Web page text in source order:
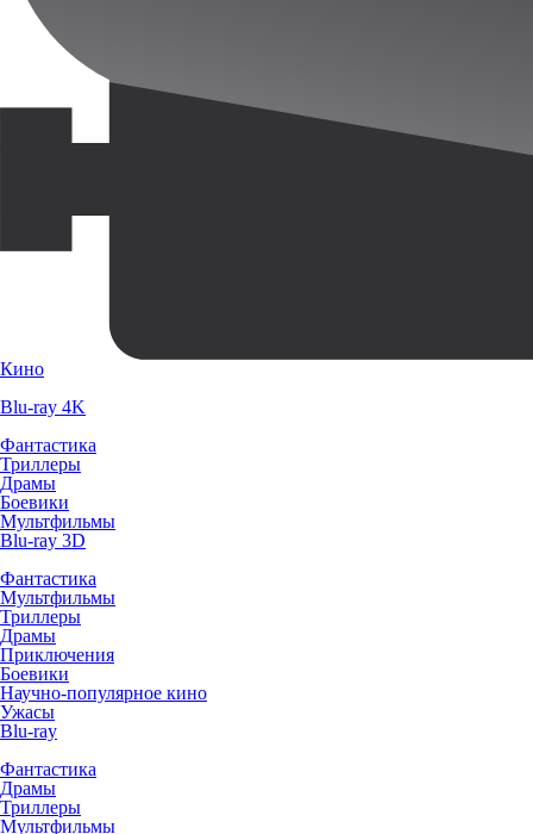
Кино
Blu-ray 4K
Фантастика
Триллеры
Драмы
Боевики
Мультфильмы
Blu-ray 3D
Фантастика
Мультфильмы
Триллеры
Драмы
Приключения
Боевики
Научно-популярное кино
Ужасы
Blu-ray
Фантастика
Драмы
Триллеры
Мультфильмы